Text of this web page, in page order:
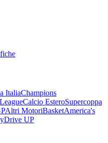
ItaliaChampions
Calcio EsteroSupercoppa
Altri MotoriBasketAmerica's
Drive UP